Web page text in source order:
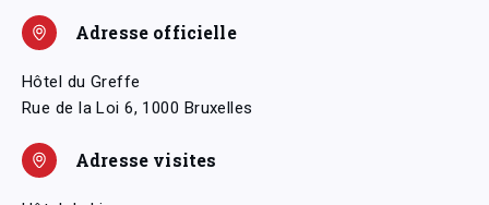
Adresse officielle
Hôtel du Greffe
Rue de la Loi 6, 1000 Bruxelles
Adresse visites